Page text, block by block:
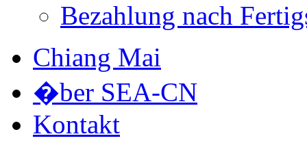
Bezahlung nach
Chiang Mai
�ber SEA-CN
Kontakt